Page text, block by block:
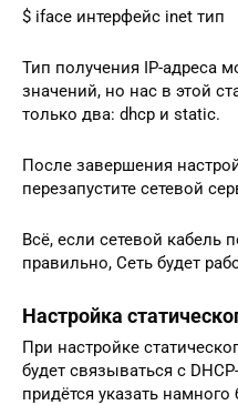
$ iface интерфейс inet тип
Тип получения IP-адреса
значений, но нас в этой
только два: dhcp и static.
После завершения
перезапустите сетевой
Всё, если сетевой кабель
правильно, Сеть будет
Настройка
При настройке
будет связываться с
придётся указать